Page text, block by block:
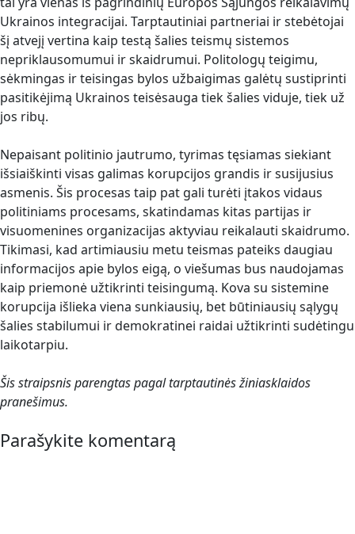
Ukrainos integracijai. Tarptautiniai partneriai ir stebėtojai
šį atvejį vertina kaip testą šalies teismų sistemos
nepriklausomumui ir skaidrumui. Politologų teigimu,
sėkmingas ir teisingas bylos užbaigimas galėtų sustiprinti
pasitikėjimą Ukrainos teisėsauga tiek šalies viduje, tiek už
jos ribų.
Nepaisant politinio jautrumo, tyrimas tęsiamas siekiant
išsiaiškinti visas galimas korupcijos grandis ir susijusius
asmenis. Šis procesas taip pat gali turėti įtakos vidaus
politiniams procesams, skatindamas kitas partijas ir
visuomenines organizacijas aktyviau reikalauti skaidrumo.
Tikimasi, kad artimiausiu metu teismas pateiks daugiau
informacijos apie bylos eigą, o viešumas bus naudojamas
kaip priemonė užtikrinti teisingumą. Kova su sistemine
korupcija išlieka viena sunkiausių, bet būtiniausių sąlygų
šalies stabilumui ir demokratinei raidai užtikrinti sudėtingu
laikotarpiu.
Šis straipsnis parengtas pagal tarptautinės žiniasklaidos
pranešimus.
Parašykite komentarą